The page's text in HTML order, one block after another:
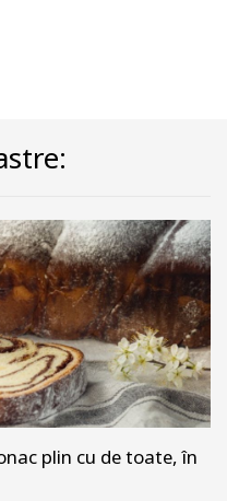
plin cu de toate, în